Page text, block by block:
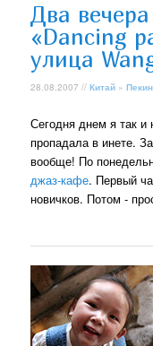
Два
«Dancing
улица
28.08.2007 //Китай »Пекин
Сегодня днем я так и
пропадала в инете.
вообще! По
джаз-кафе. Первый
новичков. Потом -